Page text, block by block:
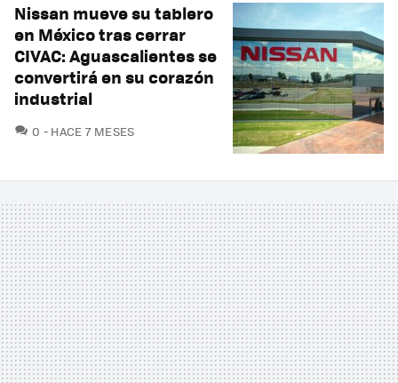
Nissan mueve su tablero
en México tras cerrar
CIVAC: Aguascalientes se
convertirá en su corazón
industrial
0 COMENTARIOS
HACE 7 MESES